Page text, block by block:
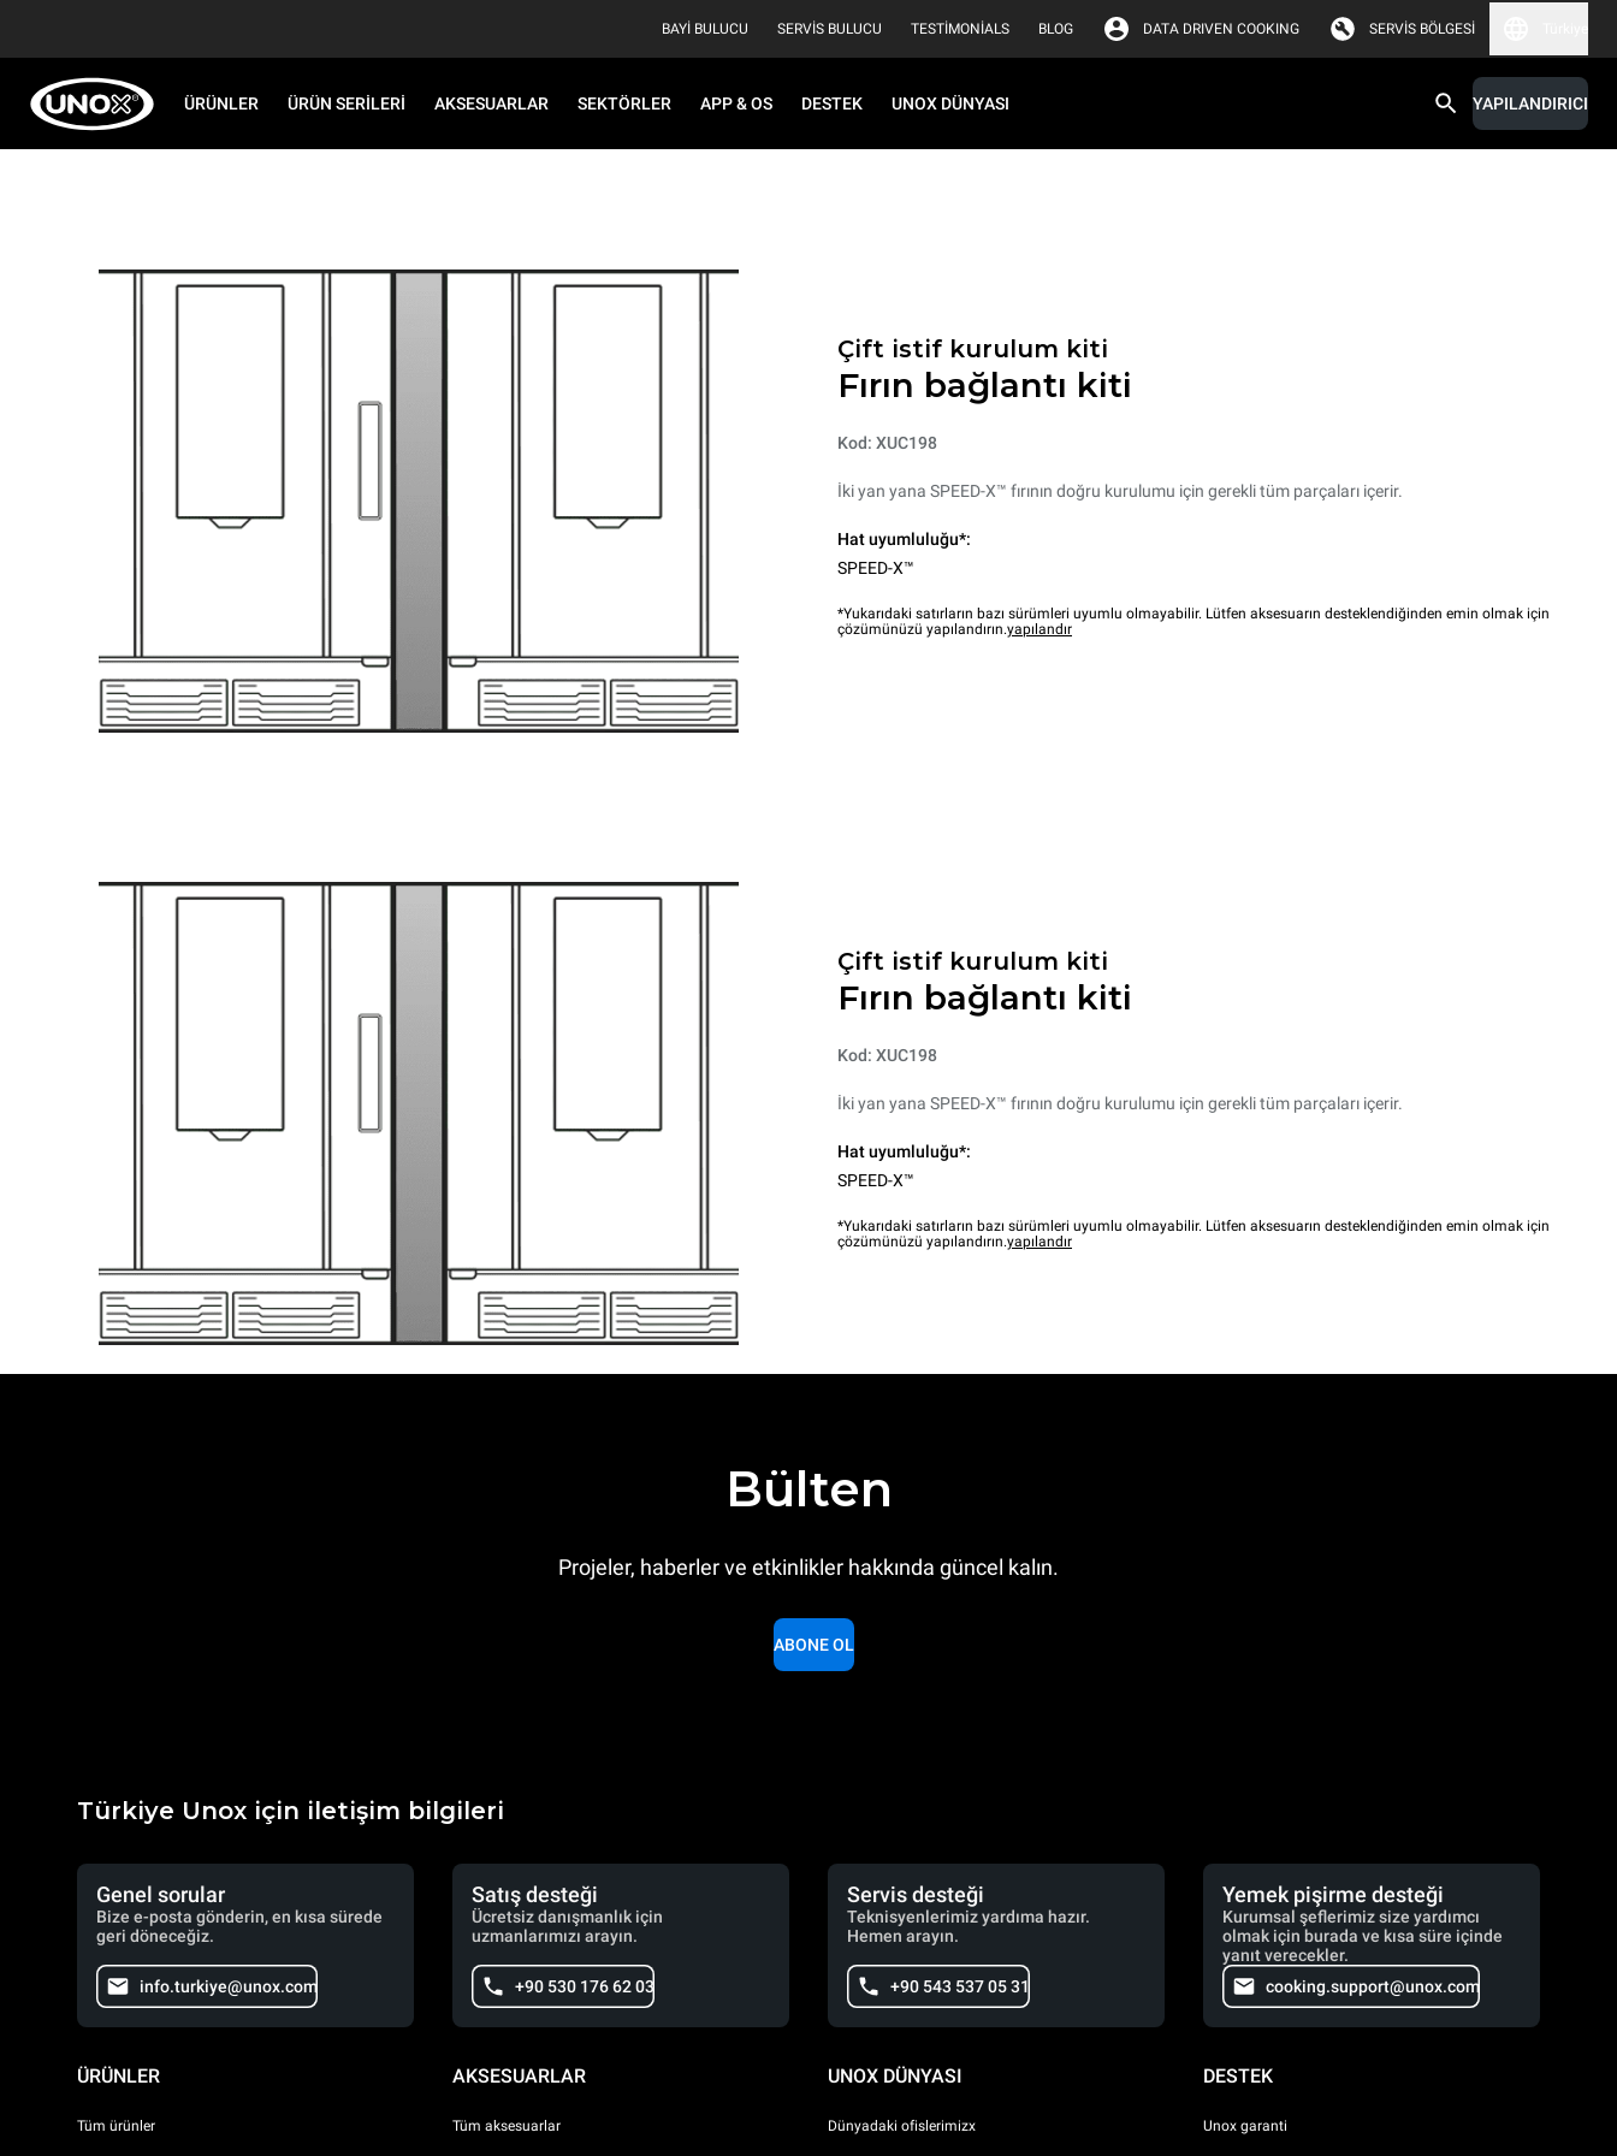
BAYI BULUCU SERVIS BULUCU TESTIMONIALS BLOG DATA DRIVEN COOKING SERVIS BÖLGESI
ÜRÜNLER ÜRÜN SERILERI AKSESUARLAR SEKTÖRLER APP & OS DESTEK UNOX DÜNYASI YAPILANDIRICI
Çift istif kurulum kiti
Fırın bağlantı kiti
Kod: XUC198
İki yan yana SPEED-X™ fırının doğru kurulumu için gerekli tüm parçaları içerir.
Hat uyumluluğu*:
SPEED-X™
*Yukarıdaki satırların bazı sürümleri uyumlu olmayabilir. Lütfen aksesuarın desteklendiğinden emin olmak için
çözümünüzü yapılandırın.yapılandır
Çift istif kurulum kiti
Fırın bağlantı kiti
Kod: XUC198
İki yan yana SPEED-X™ fırının doğru kurulumu için gerekli tüm parçaları içerir.
Hat uyumluluğu*:
SPEED-X™
*Yukarıdaki satırların bazı sürümleri uyumlu olmayabilir. Lütfen aksesuarın desteklendiğinden emin olmak için
çözümünüzü yapılandırın.yapılandır
Bülten
Projeler, haberler ve etkinlikler hakkında güncel kalın.
ABONE OL
Türkiye Unox için iletişim bilgileri
Genel sorular
Bize e-posta gönderin, en kısa sürede
geri döneceğiz.
info.turkiye@unox.com
Satış desteği
Ücretsiz danışmanlık için
uzmanlarımızı arayın.
+90 530 176 62 03
Servis desteği
Teknisyenlerimiz yardıma hazır.
Hemen arayın.
+90 543 537 05 31
Yemek pişirme desteği
Kurumsal şeflerimiz size yardımcı
olmak için burada ve kısa süre içinde
yanıt verecekler.
cooking.support@unox.com
ÜRÜNLER
Tüm ürünler
AKSESUARLAR
Tüm aksesuarlar
UNOX DÜNYASI
Dünyadaki ofislerimizx
DESTEK
Unox garanti